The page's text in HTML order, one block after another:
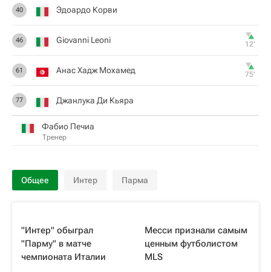
40 Эдоардо Корви
46 Giovanni Leoni 12‎’‎
61 Анас Хадж Мохамед 75‎’‎
77 Джанлука Ди Кьяра
Фабио Печиа
Тренер
Общее Интер Парма
"Интер" обыграл
"Парму" в матче
чемпионата Италии
Месси признали самым
ценным футболистом
MLS